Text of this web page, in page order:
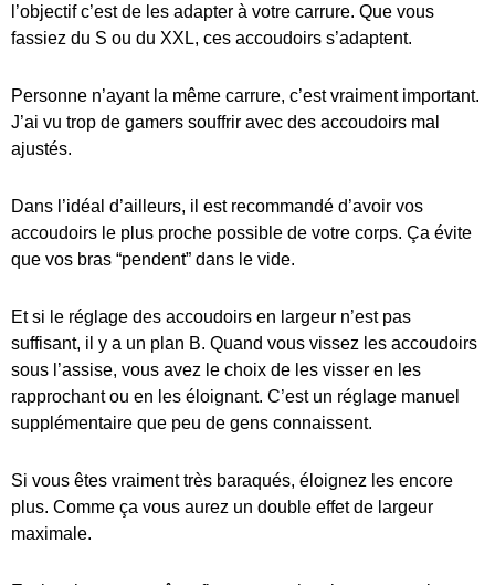
l’objectif c’est de les adapter à votre carrure. Que vous
fassiez du S ou du XXL, ces accoudoirs s’adaptent.
Personne n’ayant la même carrure, c’est vraiment important.
J’ai vu trop de gamers souffrir avec des accoudoirs mal
ajustés.
Dans l’idéal d’ailleurs, il est recommandé d’avoir vos
accoudoirs le plus proche possible de votre corps. Ça évite
que vos bras “pendent” dans le vide.
Et si le réglage des accoudoirs en largeur n’est pas
suffisant, il y a un plan B. Quand vous vissez les accoudoirs
sous l’assise, vous avez le choix de les visser en les
rapprochant ou en les éloignant. C’est un réglage manuel
supplémentaire que peu de gens connaissent.
Si vous êtes vraiment très baraqués, éloignez les encore
plus. Comme ça vous aurez un double effet de largeur
maximale.